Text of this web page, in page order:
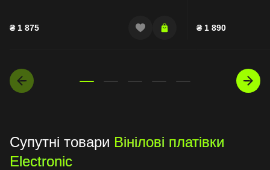
₴ 1 875 ₴ 1 890
Супутні товари Вінілові платівки
Electronic